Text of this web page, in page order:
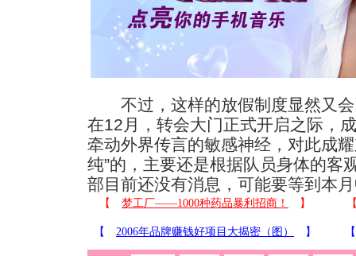
不过，这样的放假制度显然又会
在12月，转会大门正式开启之际，
牵动外界传言的敏感神经，对此成
纯”的，主要还是根据队员身体的客
部目前还没有消息，可能要等到本